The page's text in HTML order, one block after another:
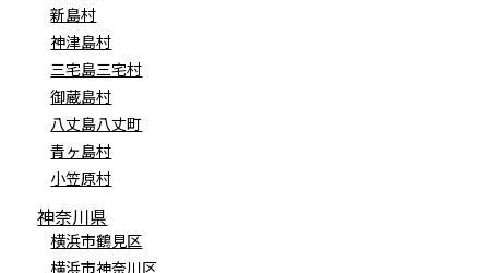
新島村
神津島村
三宅島三宅村
御蔵島村
八丈島八丈町
青ヶ島村
小笠原村
神奈川県
横浜市鶴見区
横浜市神奈川区